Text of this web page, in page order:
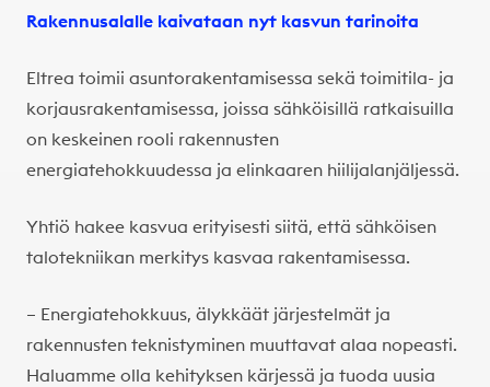
Rakennusalalle kaivataan nyt kasvun tarinoita
Eltrea toimii asuntorakentamisessa sekä toimitila- ja
korjausrakentamisessa, joissa sähköisillä ratkaisuilla
on keskeinen rooli rakennusten
energiatehokkuudessa ja elinkaaren hiilijalanjäljessä.
Yhtiö hakee kasvua erityisesti siitä, että sähköisen
talotekniikan merkitys kasvaa rakentamisessa.
– Energiatehokkuus, älykkäät järjestelmät ja
rakennusten teknistyminen muuttavat alaa nopeasti.
Haluamme olla kehityksen kärjessä ja tuoda uusia